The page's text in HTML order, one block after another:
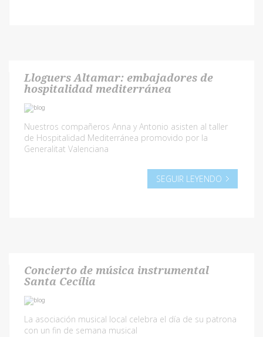
Lloguers Altamar: embajadores de
hospitalidad mediterránea
Nuestros compañeros Anna y Antonio asisten al taller
de Hospitalidad Mediterránea promovido por la
Generalitat Valenciana
SEGUIR LEYENDO
Concierto de música instrumental
Santa Cecília
La asociación musical local celebra el día de su patrona
con un fin de semana musical